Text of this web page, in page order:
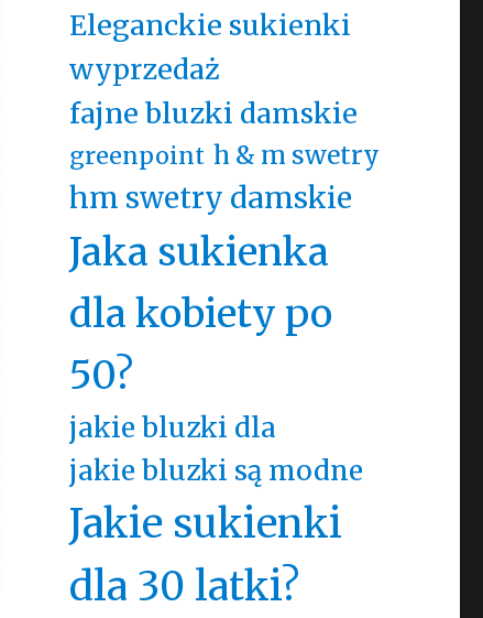
Eleganckie sukienki
wyprzedaż
fajne bluzki damskie
greenpoint h & m swetry
hm swetry damskie
Jaka sukienka
dla kobiety po
50?
jakie bluzki dla
jakie bluzki są modne
Jakie sukienki
dla 30 latki?